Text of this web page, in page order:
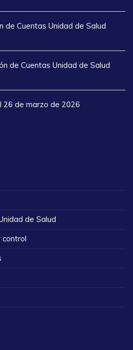
de Cuentas Unidad de Salud
de Cuentas Unidad de Salud
26 de marzo de 2026
de Salud
control